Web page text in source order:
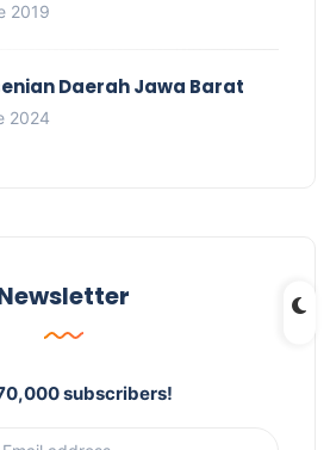
2019
Daerah Jawa Barat
2024
subscribers!